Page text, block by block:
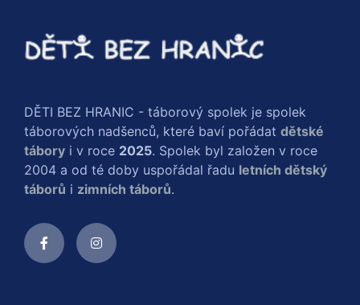
DĚTI BEZ HRANIC - táborový spolek je spolek
táborových nadšenců, které baví pořádat dětské
tábory i v roce 2025. Spolek byl založen v roce
2004 a od té doby uspořádal řadu letních dětský
táborů i zimních táborů.